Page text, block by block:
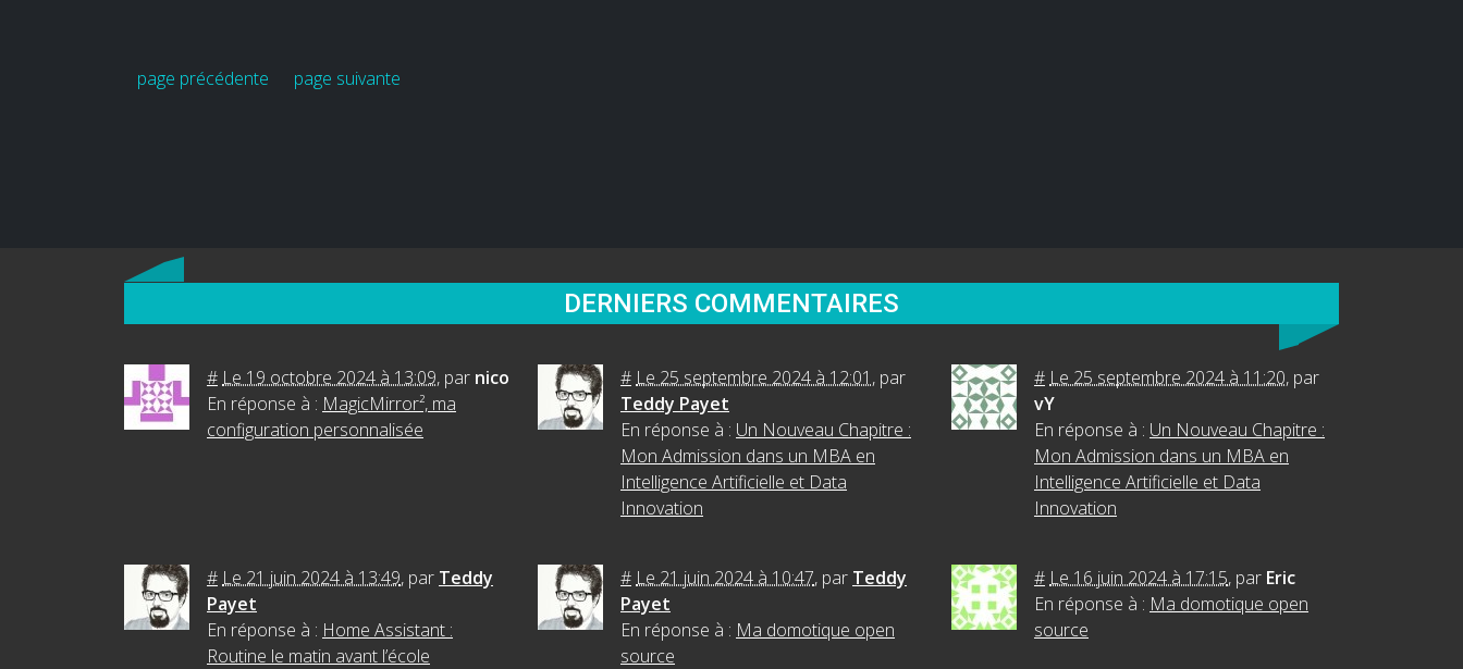
page précédente page suivante
DERNIERS COMMENTAIRES
# Le 19 octobre 2024 à 13:09, par nico
En réponse à : MagicMirror², ma
configuration personnalisée
# Le 25 septembre 2024 à 12:01 , par
Teddy Payet
En réponse à : Un Nouveau Chapitre :
Mon Admission dans un MBA en
Intelligence Artificielle et Data
Innovation
# Le 25 septembre 2024 à 11:20, par
vY
En réponse à : Un Nouveau Chapitre :
Mon Admission dans un MBA en
Intelligence Artificielle et Data
Innovation
# Le 21 juin 2024 à 13:49, par Teddy
Payet
En réponse à : Home Assistant :
Routine le matin avant l’école
# Le 21 juin 2024 à 10:47, par Teddy
Payet
En réponse à : Ma domotique open
source
# Le 16 juin 2024 à 17:15, par Eric
En réponse à : Ma domotique open
source